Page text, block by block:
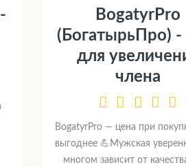
BogatyrPro
(БогатырьПро) -
для
члена
BogatyrPro — цена при
выгоднее 💪Мужская
многом зависит от